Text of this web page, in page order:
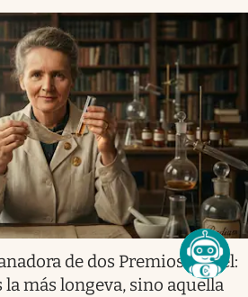
de dos Premios Nobel:
la más longeva, sino aquella